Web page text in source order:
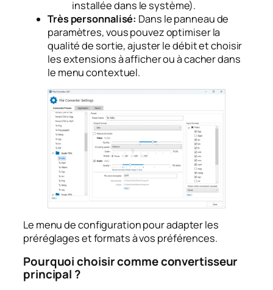
installée dans le système).
Très personnalisé: Dans le panneau de
paramètres, vous pouvez optimiser la
qualité de sortie, ajuster le débit et choisir
les extensions à afficher ou à cacher dans
le menu contextuel.
Le menu de configuration pour adapter les
préréglages et formats à vos préférences.
Pourquoi choisir comme convertisseur
principal ?